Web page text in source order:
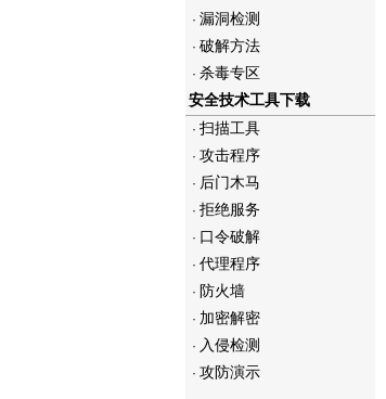
· 漏洞检测
· 破解方法
· 杀毒专区
安全技术工具下载
· 扫描工具
· 攻击程序
· 后门木马
· 拒绝服务
· 口令破解
· 代理程序
· 防火墙
· 加密解密
· 入侵检测
· 攻防演示